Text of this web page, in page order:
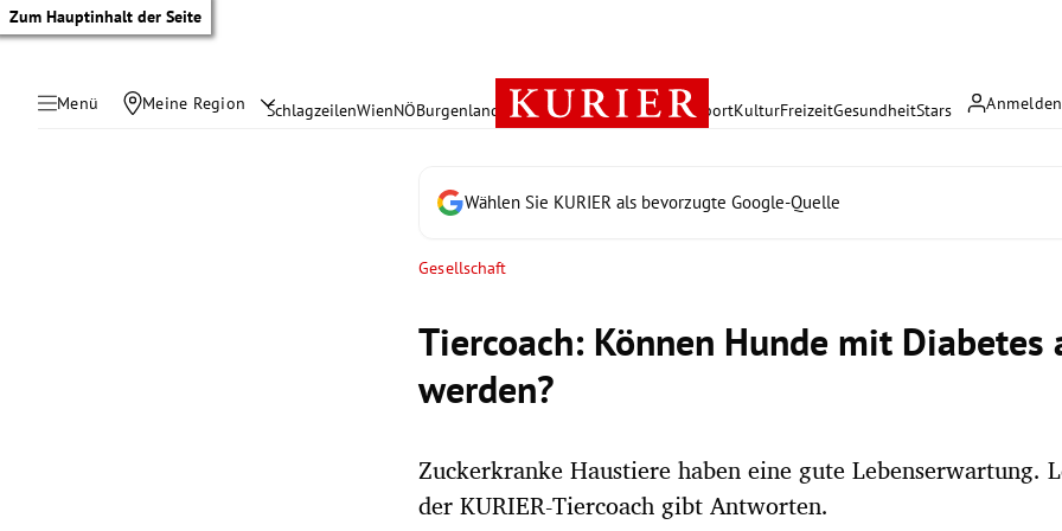
Zum Hauptinhalt der Seite
Menü Meine Region Anmelden
SchlagzeilenWienNÖBurgenland Österreich PolitikWirtschaft SportKulturFreizeitGesundheitStars
Wählen Sie KURIER als bevorzugte Google-Quelle
Gesellschaft
Tiercoach: Können Hunde mit Diabetes
werden?
Zuckerkranke Haustiere haben eine gute Lebenserwartung.
der KURIER-Tiercoach gibt Antworten.